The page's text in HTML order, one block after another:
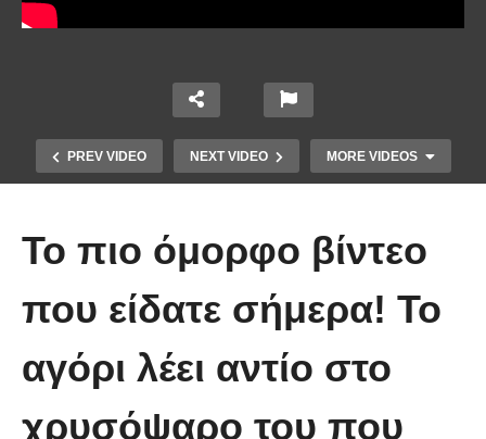
PREV VIDEO NEXT VIDEO MORE VIDEOS
άτυχη μέρα στη δουλειά
Το πιο όμορφο βίντεο
που είδατε σήμερα! Το
αγόρι λέει αντίο στο
χρυσόψαρο του που